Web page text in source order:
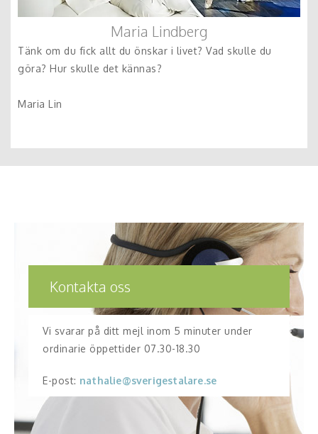
Maria Lindberg
Tänk om du fick allt du önskar i livet? Vad skulle du
göra? Hur skulle det kännas?
Maria Lin
Kontakta oss
Vi svarar på ditt mejl inom 5 minuter under
ordinarie öppettider 07.30-18.30
E-post: nathalie@sverigestalare.se